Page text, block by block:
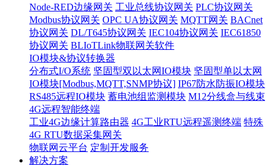
Node-RED边缘网关 工业总线协议网关 PLC协议网关
Modbus协议网关 OPC UA协议网关 MQTT网关 BACnet
协议网关 DL/T645协议网关 IEC104协议网关 IEC61850
协议网关 BLIoTLink物联网关软件
IO模块&协议转换器
分布式I/O系统 坚固型双以太网IO模块 坚固型单以太网
IO模块[Modbus,MQTT,SNMP协议] IP67防水防振IO模块
RS485远程IO模块 蓄电池组监测模块 M12分线盒与线束
4G远程智能终端
工业4G边缘计算路由器 4G工业RTU远程遥测终端 特殊
4G RTU数据采集网关
物联网云平台 定制开发服务
解决方案